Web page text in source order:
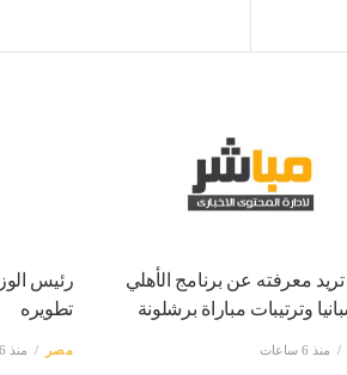
معرفته عن برنامج الأهلي
وترتيبات مباراة برشلونة
منذ 6 ساعات
رئيس
تطويره
مصر منذ 6 ساعات